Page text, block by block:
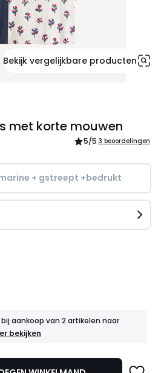
Bekijk vergelijkbare producten
met korte mouwen
5/5 3 beoordelingen
+ gstreept +bedrukt
bij aankoop van 2 artikelen naar
bekijken